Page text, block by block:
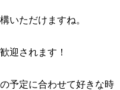
いただけますね。
迎されます！
予定に合わせて好きな時